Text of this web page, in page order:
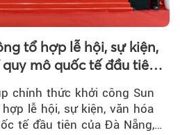
tổ hợp lễ hội, sự kiện,
mô quốc tế đầu tiên
chính thức khởi công Sun
lễ hội, sự kiện, văn hóa
tế đầu tiên của Đà Nẵng,…